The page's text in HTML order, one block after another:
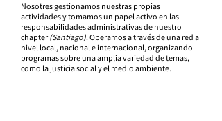
Nosotres gestionamos nuestras propias
actividades y tomamos un papel activo en las
responsabilidades administrativas de nuestro
chapter(Santiago).Operamos a través de una red a
nivel local, nacional e internacional, organizando
programas sobre una amplia variedad de temas,
como la justicia social y el medio ambiente.